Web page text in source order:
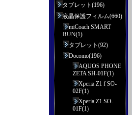
タブレット(196)
液晶保護フィルム(660)
miCoach SMART
RUN(1)
タブレット(92)
Docomo(196)
AQUOS PHONE
ZETA SH-01F(1)
Xperia Z1 f SO-
02F(1)
Xperia Z1 SO-
01F(1)